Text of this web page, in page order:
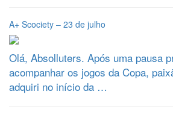
A+ Scociety – 23 de julho
Olá, Absolluters. Após uma pausa
acompanhar os jogos da Copa,
adquiri no início da …